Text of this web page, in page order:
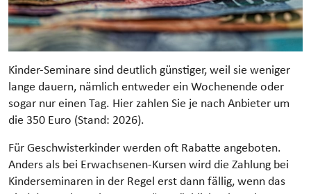
Kinder-Seminare sind deutlich günstiger, weil sie weniger
lange dauern, nämlich entweder ein Wochenende oder
sogar nur einen Tag. Hier zahlen Sie je nach Anbieter um
die 350 Euro (Stand: 2026).
Für Geschwisterkinder werden oft Rabatte angeboten.
Anders als bei Erwachsenen-Kursen wird die Zahlung bei
Kinderseminaren in der Regel erst dann fällig, wenn das